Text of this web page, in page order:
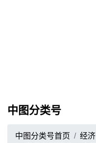
中图分类号
中图分类号首页 经济